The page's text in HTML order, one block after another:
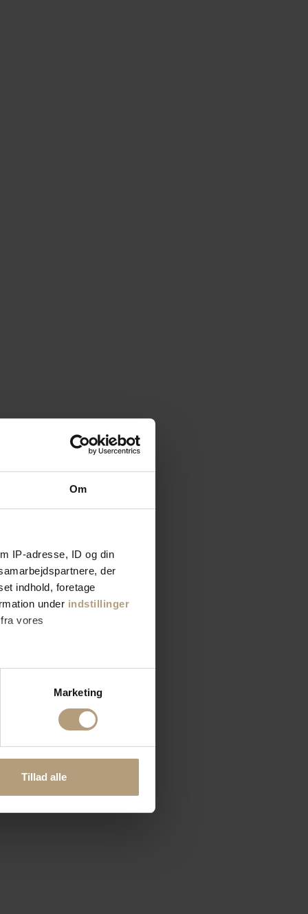
Om
IP-adresse, ID og din
der
indhold, foretage
under indstillinger
vores
oplysninger, du har givet
Marketing
Tillad alle